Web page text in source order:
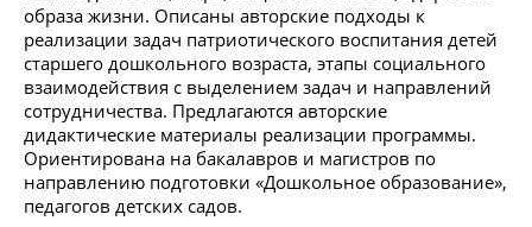
образа жизни. Описаны авторские подходы к
реализации задач патриотического воспитания детей
старшего дошкольного возраста, этапы социального
взаимодействия с выделением задач и направлений
сотрудничества. Предлагаются авторские
дидактические материалы реализации программы.
Ориентирована на бакалавров и магистров по
направлению подготовки «Дошкольное образование»,
педагогов детских садов.